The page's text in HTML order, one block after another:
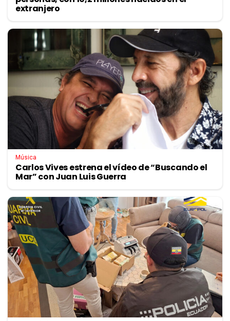
extranjero
Música
Carlos Vives estrena el vídeo de “Buscando el
Mar” con Juan Luis Guerra